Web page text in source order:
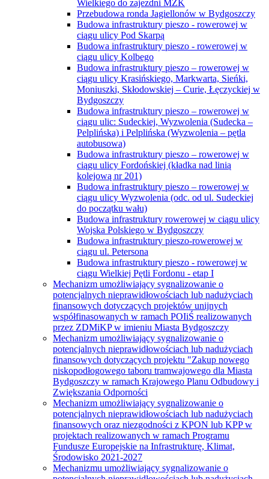
Wielkiego do zajezdni MZK
Przebudowa ronda Jagiellonów w Bydgoszczy
Budowa infrastruktury pieszo - rowerowej w
ciągu ulicy Pod Skarpą
Budowa infrastruktury pieszo - rowerowej w
ciągu ulicy Kolbego
Budowa infrastruktury pieszo – rowerowej w
ciągu ulicy Krasińskiego, Markwarta, Sieńki,
Moniuszki, Skłodowskiej – Curie, Łęczyckiej w
Bydgoszczy
Budowa infrastruktury pieszo – rowerowej w
ciągu ulic: Sudeckiej, Wyzwolenia (Sudecka –
Pelplińska) i Pelplińska (Wyzwolenia – pętla
autobusowa)
Budowa infrastruktury pieszo – rowerowej w
ciągu ulicy Fordońskiej (kładka nad linią
kolejową nr 201)
Budowa infrastruktury pieszo – rowerowej w
ciągu ulicy Wyzwolenia (odc. od ul. Sudeckiej
do początku wału)
Budowa infrastruktury rowerowej w ciągu ulicy
Wojska Polskiego w Bydgoszczy
Budowa infrastruktury pieszo-rowerowej w
ciągu ul. Petersona
Budowa infrastruktury pieszo - rowerowej w
ciągu Wielkiej Pętli Fordonu - etap I
Mechanizm umożliwiający sygnalizowanie o
potencjalnych nieprawidłowościach lub nadużyciach
finansowych dotyczących projektów unijnych
współfinasowanych w ramach POIiŚ realizowanych
przez ZDMiKP w imieniu Miasta Bydgoszczy
Mechanizm umożliwiający sygnalizowanie o
potencjalnych nieprawidłowościach lub nadużyciach
finansowych dotyczących projektu "Zakup nowego
niskopodłogowego taboru tramwajowego dla Miasta
Bydgoszczy w ramach Krajowego Planu Odbudowy i
Zwiększania Odporności
Mechanizm umożliwiający sygnalizowanie o
potencjalnych nieprawidłowościach lub nadużyciach
finansowych oraz niezgodności z KPON lub KPP w
projektach realizowanych w ramach Programu
Fundusze Europejskie na Infrastrukturę, Klimat,
Środowisko 2021-2027
Mechanizmu umożliwiający sygnalizowanie o